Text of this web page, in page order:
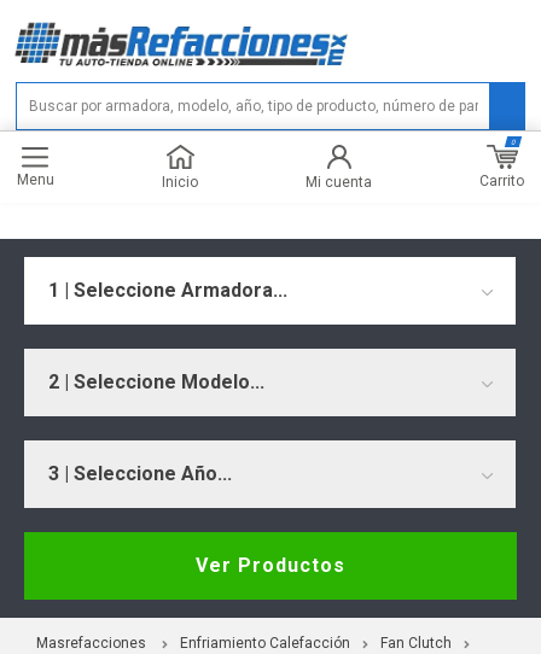
Menu Inicio Mi cuenta Carrito
0
1 | Seleccione Armadora...
2 | Seleccione Modelo...
3 | Seleccione Año...
Ver Productos
Masrefacciones Enfriamiento Calefacción
Fan Clutch